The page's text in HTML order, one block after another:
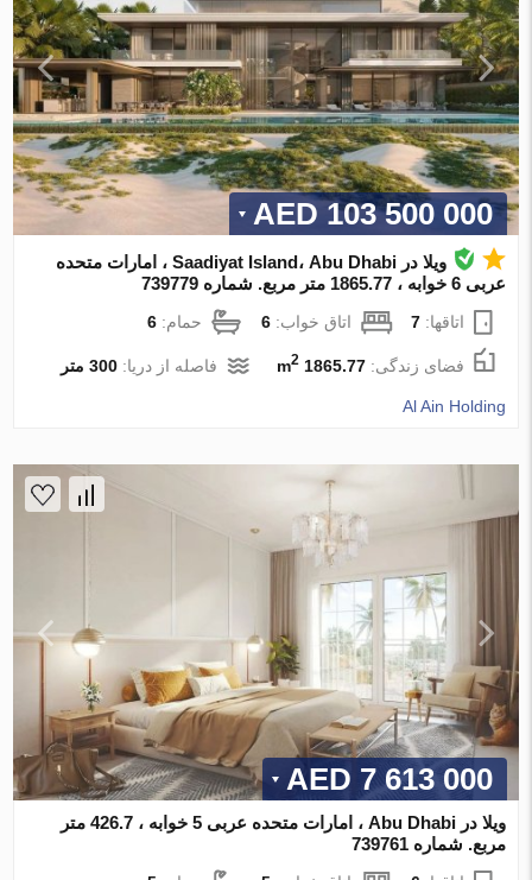
103 500 000 AED
ویلا در Saadiyat Island، Abu Dhabi ، امارات متحده
عربی 6 خوابه ، 1865.77 متر مربع. شماره 739779
اتاقها:7 اتاق خواب:6 حمام:6
فضای زندگی:1865.77 m
2 فاصله از دریا:300 متر
Al Ain Holding
7 613 000 AED
ویلا در Abu Dhabi ، امارات متحده عربی 5 خوابه ، 426.7 متر
مربع. شماره 739761